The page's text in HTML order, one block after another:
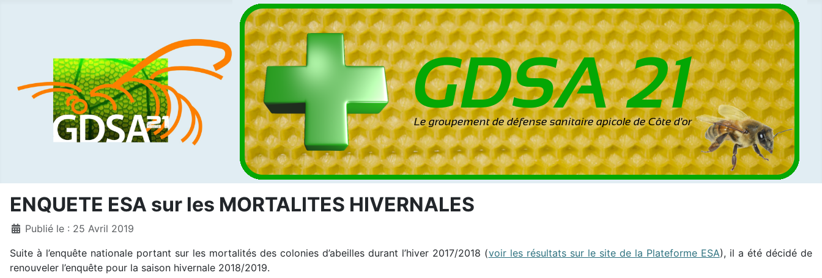
ENQUETE ESA sur les MORTALITES HIVERNALES
DétailsPublié le : 25 Avril 2019
Suite à l’enquête nationale portant sur les mortalités des colonies d’abeilles durant l’hiver 2017/2018 (voir les résultats sur le site de la Plateforme ESA), il a été décidé de
renouveler l’enquête pour la saison hivernale 2018/2019.